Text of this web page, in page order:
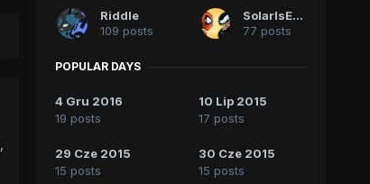
Riddle
109 posts
SolarIsEpic
77 posts
POPULAR DAYS
4 Gru 2016
19 posts
10 Lip 2015
17 posts
29 Cze 2015
15 posts
30 Cze 2015
15 posts